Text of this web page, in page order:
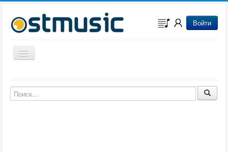
Войти
Включить/выключить навигацию
Музыка из мультфильмов
Музыка из сериалов